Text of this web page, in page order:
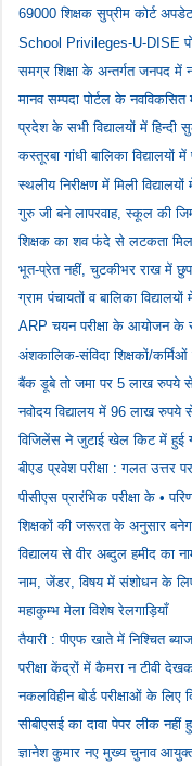
69000 शिक्षक सुप्रीम कोर्ट
School Privileges-U-DISE
समग्र शिक्षा के अन्तर्गत जनपद में
मानव सम्पदा पोर्टल के
प्रदेश के सभी विद्यालयों में हिन्दी
कस्तूरबा गांधी बालिका विद्यालयों
स्थलीय निरीक्षण में मिली विद्यालयों
गुरु जी बने लापरवाह, स्कूल की
शिक्षक का शव फंदे से लटकता
भूत-प्रेत नहीं, चुटकीभर राख में
ग्राम पंचायतों व बालिका
ARP चयन परीक्षा के आयोजन के
अंशकालिक-संविदा शिक्षकों/कर्मिओं
बैंक डूबे तो जमा पर 5 लाख रुपये से
नवोदय विद्यालय में 96 लाख रुपये
विजिलेंस ने जुटाई खेल किट में हुई
बीएड प्रवेश परीक्षा : गलत
पीसीएस प्रारंभिक परीक्षा के •
शिक्षकों की जरूरत के अनुसार
विद्यालय से वीर अब्दुल हमीद का
नाम, जेंडर, विषय में संशोधन के
महाकुम्भ मेला विशेष रेलगाड़ियाँ
तैयारी : पीएफ खाते में निश्चित
परीक्षा केंद्रों में कैमरा न टीवी
नकलविहीन बोर्ड परीक्षाओं के लिए
सीबीएसई का दावा पेपर लीक नहीं
ज्ञानेश कुमार नए मुख्य चुनाव